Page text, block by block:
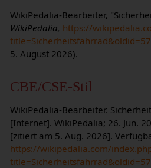
WikiPedalia-Bearbeiter,
WikiPedalia, https://
5. August 2026).
CBE/CSE-Stil
WikiPedalia-Bearbeiter.
[Internet]. WikiPedalia; 26. Jun.
[zitiert am 5. Aug. 2026].
https://wikipedalia.com/